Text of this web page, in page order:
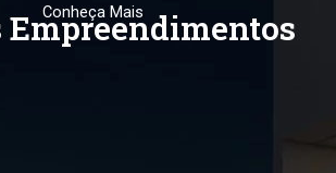
Conheça Mais
Empreendimentos